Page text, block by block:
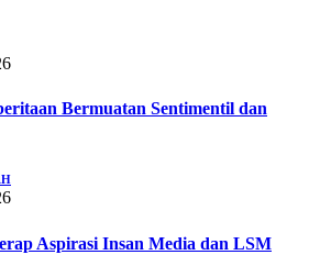
Bermuatan Sentimentil dan
Aspirasi Insan Media dan LSM